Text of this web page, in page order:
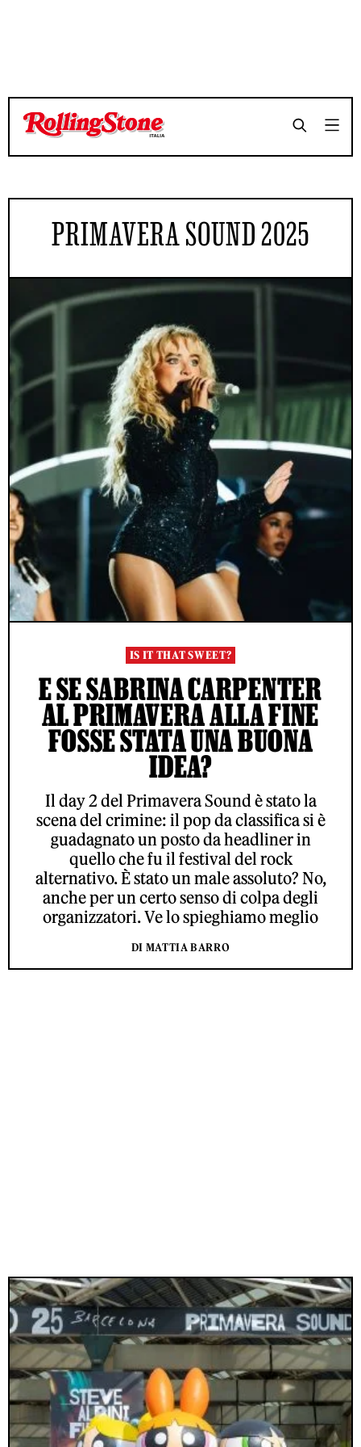
PRIMAVERA SOUND 2025
IS IT THAT SWEET?
E SE SABRINA CARPENTER
AL PRIMAVERA ALLA FINE
FOSSE STATA UNA BUONA
IDEA?
Il day 2 del Primavera Sound è stato la
scena del crimine: il pop da classifica si è
guadagnato un posto da headliner in
quello che fu il festival del rock
alternativo. È stato un male assoluto? No,
anche per un certo senso di colpa degli
organizzatori. Ve lo spieghiamo meglio
DI MATTIA BARRO